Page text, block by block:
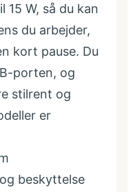
15 W, så du kan
du arbejder,
kort pause. Du
porten, og
stilrent og
er
beskyttelse